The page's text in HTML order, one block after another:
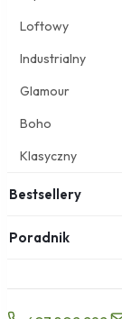
Loftowy
Industrialny
Glamour
Boho
Klasyczny
Bestsellery
Poradnik